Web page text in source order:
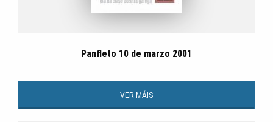
Panfleto 10 de marzo 2001
VER MÁIS